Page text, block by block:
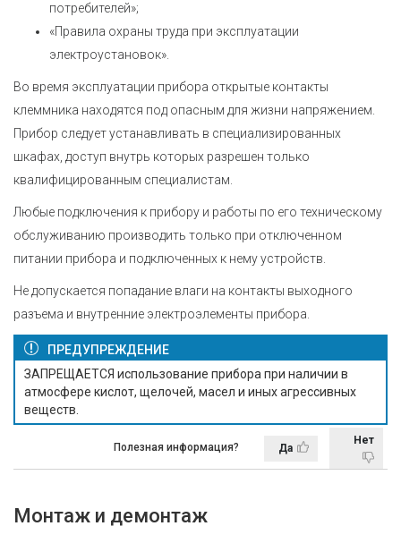
потребителей»;
«Правила охраны труда при эксплуатации
электроустановок».
Во время эксплуатации прибора открытые контакты
клеммника находятся под опасным для жизни напряжением.
Прибор следует устанавливать в специализированных
шкафах, доступ внутрь которых разрешен только
квалифицированным специалистам.
Любые подключения к прибору и работы по его техническому
обслуживанию производить только при отключенном
питании прибора и подключенных к нему устройств.
Не допускается попадание влаги на контакты выходного
разъема и внутренние электроэлементы прибора.
ПРЕДУПРЕЖДЕНИЕ
ЗАПРЕЩАЕТСЯ использование прибора при наличии в
атмосфере кислот, щелочей, масел и иных агрессивных
веществ.
Полезная информация? Да
Нет
Монтаж и демонтаж